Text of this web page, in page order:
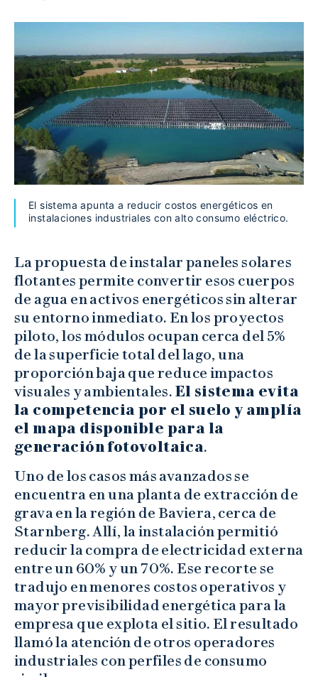
El sistema apunta a reducir costos energéticos en
instalaciones industriales con alto consumo eléctrico.
La propuesta de instalar paneles solares
flotantes permite convertir esos cuerpos
de agua en activos energéticos sin alterar
su entorno inmediato. En los proyectos
piloto, los módulos ocupan cerca del 5%
de la superficie total del lago, una
proporción baja que reduce impactos
visuales y ambientales. El sistema evita
la competencia por el suelo y amplía
el mapa disponible para la
generación fotovoltaica.
Uno de los casos más avanzados se
encuentra en una planta de extracción de
grava en la región de Baviera, cerca de
Starnberg. Allí, la instalación permitió
reducir la compra de electricidad externa
entre un 60% y un 70%. Ese recorte se
tradujo en menores costos operativos y
mayor previsibilidad energética para la
empresa que explota el sitio. El resultado
llamó la atención de otros operadores
industriales con perfiles de consumo